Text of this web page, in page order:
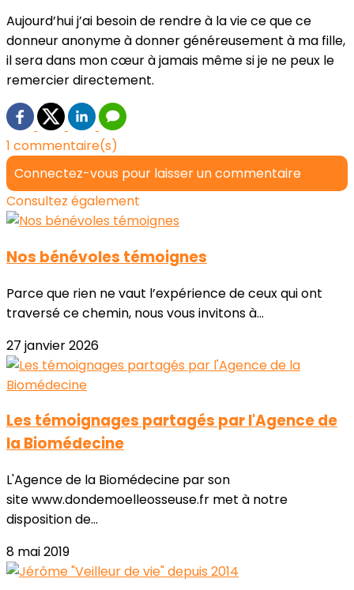
Aujourd’hui j’ai besoin de rendre à la vie ce que ce
donneur anonyme à donner généreusement à ma fille,
il sera dans mon cœur à jamais même si je ne peux le
remercier directement.
1 commentaire(s)
Connectez-vous pour laisser un commentaire
Consultez également
Nos bénévoles témoignes
Parce que rien ne vaut l’expérience de ceux qui ont
traversé ce chemin, nous vous invitons à...
27 janvier 2026
Les témoignages partagés par l'Agence de
la Biomédecine
L'Agence de la Biomédecine par son
site www.dondemoelleosseuse.fr met à notre
disposition de...
8 mai 2019